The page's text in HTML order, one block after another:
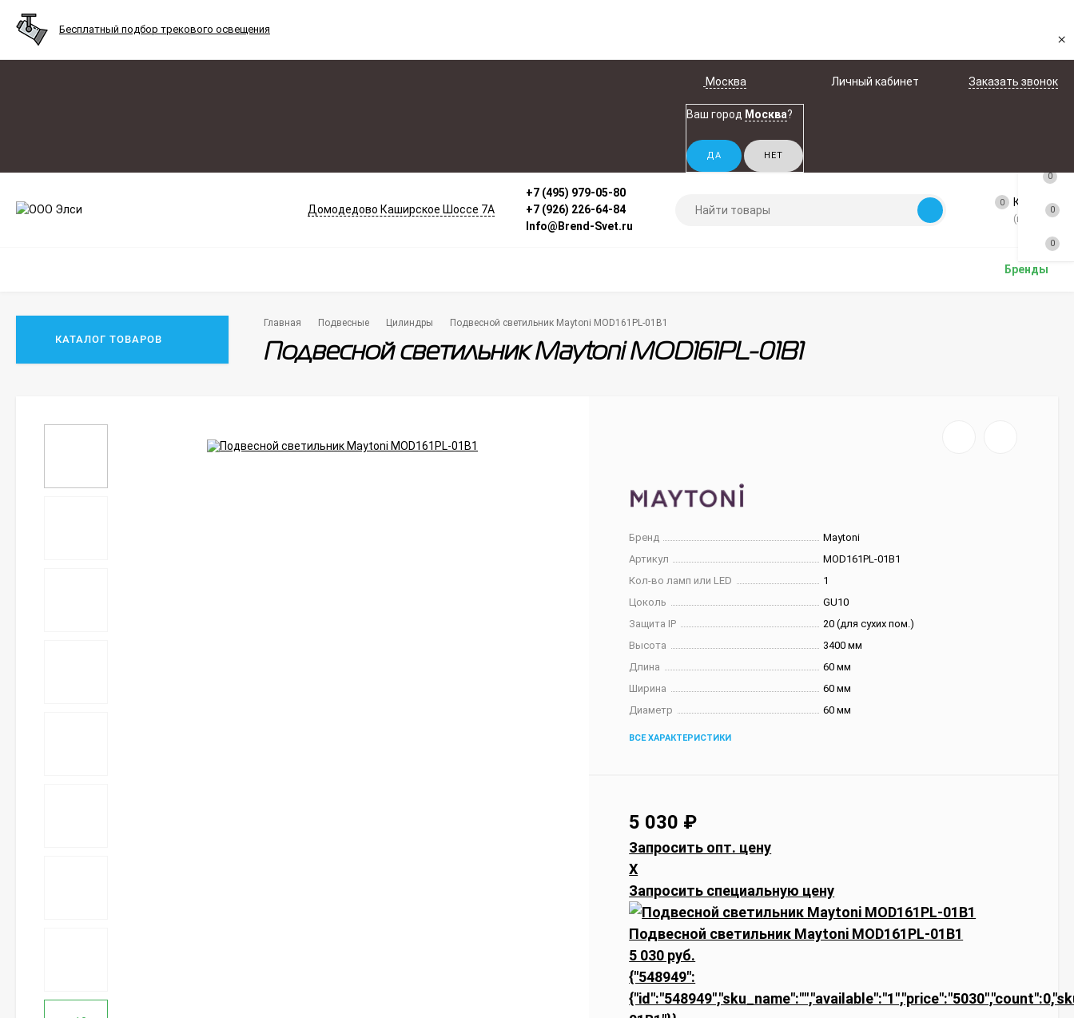
Бесплатный подбор трекового освещения
×
Москва
Ваш город Москва?
Личный кабинет Заказать звонок
Домодедово Каширское Шоссе 7А
+7 (495) 979-05-80
+7 (926) 226-64-84
Info@Brend-Svet.ru
0 Корзина
(пусто)
Бренды
КАТАЛОГ ТОВАРОВ
Главная Подвесные Цилиндры Подвесной светильник Maytoni MOD161PL-01B1
Подвесной светильник Maytoni MOD161PL-01B1
Бренд
Maytoni
Артикул
MOD161PL-01B1
Кол-во ламп или LED
1
Цоколь
GU10
Защита IP
20 (для сухих пом.)
Высота
3400 мм
Длина
60 мм
Ширина
60 мм
Диаметр
60 мм
ВСЕ ХАРАКТЕРИСТИКИ
5 030 ₽
Запросить опт. цену
X
Запросить специальную цену
Подвесной светильник Maytoni MOD161PL-01B1
5 030 руб.
{"548949":
0
0
0